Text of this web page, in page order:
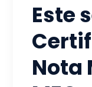
Este
Nota